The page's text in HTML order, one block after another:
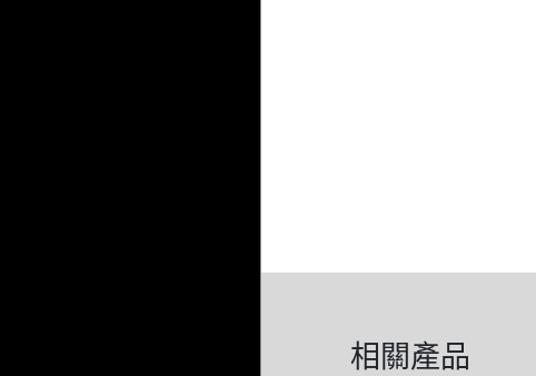
相關產品